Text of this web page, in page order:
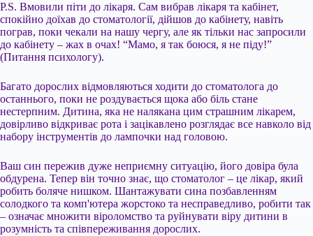
Р.S. Вмовили піти до лікаря. Сам вибрав лікаря та кабінет,
спокійно доїхав до стоматології, дійшов до кабінету, навіть
пограв, поки чекали на нашу чергу, але як тільки нас запросили
до кабінету – жах в очах! “Мамо, я так боюся, я не піду!”
(Питання психологу).
Багато дорослих відмовляються ходити до стоматолога до
останнього, поки не роздувається щока або біль стане
нестерпним. Дитина, яка не налякана цим страшним лікарем,
довірливо відкриває рота і зацікавлено розглядає все навколо від
набору інструментів до лампочки над головою.
Ваш син пережив дуже неприємну ситуацію, його довіра була
обдурена. Тепер він точно знає, що стоматолог – це лікар, який
робить боляче нишком. Шантажувати сина позбавленням
солодкого та комп'ютера жорстоко та несправедливо, робити так
– означає множити віроломство та руйнувати віру дитини в
розумність та співпереживання дорослих.